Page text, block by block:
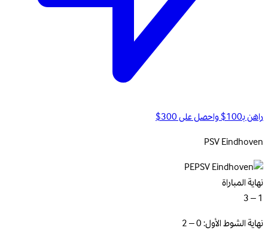
راهن بـ100$ واحصل على 300$
PSVEindhoven
PE
نهاية المباراة
1 – 3
نهاية الشوط الأول: 0 – 2